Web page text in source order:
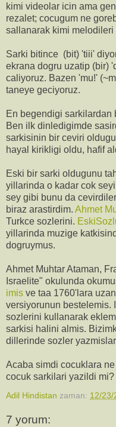
kimi videolar icin ama
rezalet; cocugum ne
sallanarak kimi
Sarki bitince (bit) 'tiii'
ekrana dogru uzatip (bir)
caliyoruz. Bazen 'mu!'
taneye geciyoruz.
En begendigi sarkilardan
Ben ilk dinledigimde
sarkisinin bir ceviri
hayal kirikligi oldu, hafif
Eski bir sarki oldugunu
yillarinda o kadar cok
sey gibi bunu da
biraz arastirdim. Ahmet
Turkce sozlerini.
yillarinda muzige
dogruymus.
Ahmet Muhtar Ataman,
Israelite" okulunda
imis ve taa 1760'lara
versiyorunun bestelemis.
sozlerini kullanarak
sarkisi halini almis.
dillerinde sozler
Acaba simdi cocuklara
cocuk sarkilari yazildi mi?
Adil Hindistan zaman: 12/23/
7 yorum: